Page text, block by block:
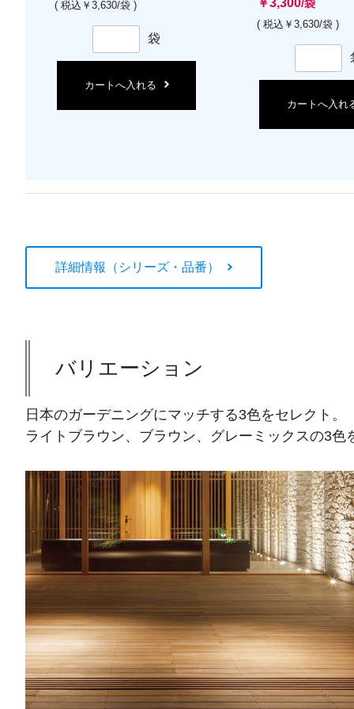
( 税込￥3,630/袋 )
袋
カートへ入れる
￥3,300/袋
( 税込￥3,630/袋 )
カートへ入れ
詳細情報（シリーズ・品番）
バリエーション
日本のガーデニングにマッチする3色をセレクト。
ライトブラウン、ブラウン、グレーミックスの3